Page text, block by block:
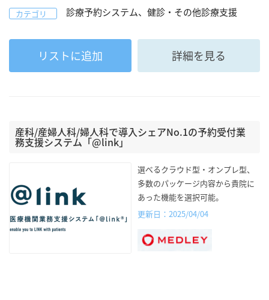
カテゴリ 診療予約システム、健診・その他診療支援
リストに追加 詳細を見る
産科/産婦人科/婦人科で導入シェアNo.1の予約受付業
務支援システム「@link」
選べるクラウド型・オンプレ型、
多数のパッケージ内容から貴院に
あった機能を選択可能。
更新日：2025/04/04